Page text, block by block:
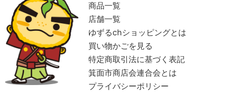
GOLD CASTLE
COFFEE
ハタナカ商店
セイコー粟生店
商品一覧
店舗一覧
ゆずるchショッピングとは
買い物かごを見る
特定商取引法に基づく表記
箕面市商店会連合会とは
プライバシーポリシー